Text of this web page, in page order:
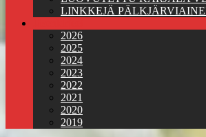
LINKKEJÄ
2026
2025
2024
2023
2022
2021
2020
2019